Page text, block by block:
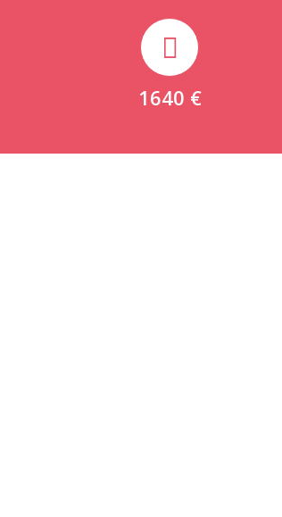
1640 €